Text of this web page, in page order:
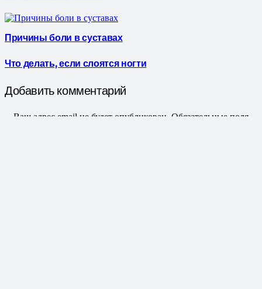
Причины боли в суставах
Что делать, если слоятся ногти
Добавить комментарий
Ваш адрес email не будет опубликован. Обязательные поля